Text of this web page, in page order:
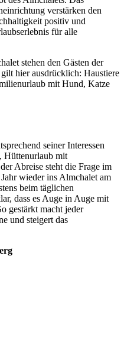
verstärken den
positiv und
für alle
stehen den Gästen der
hier ausdrücklich: Haustiere
mit Hund, Katze
seiner Interessen
Hüttenurlaub mit
Abreise steht die Frage im
wieder ins Almchalet am
beim täglichen
dass es Auge in Auge mit
gestärkt macht jeder
und steigert das